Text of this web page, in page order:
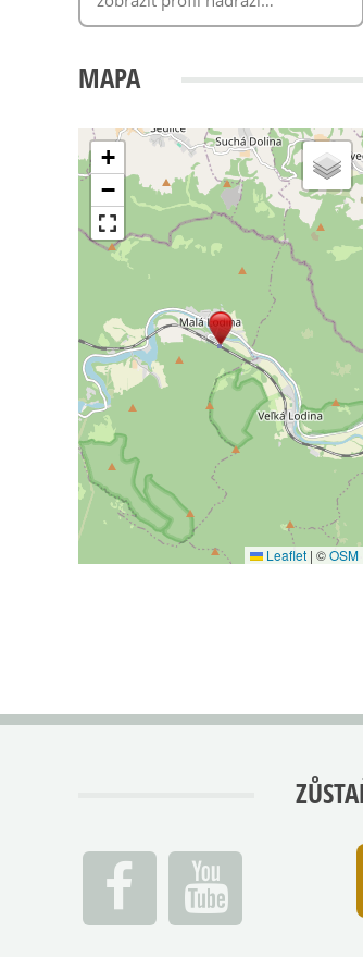
MAPA
+
−
Leaflet | ©OSM